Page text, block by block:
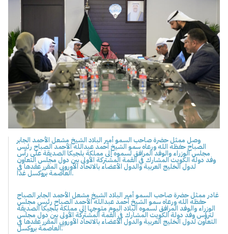
وصل ممثل حضرة صاحب السمو أمير البلاد الشيخ مشعل الأحمد الجابر
الصباح حفظه الله ورعاه سمو الشيخ أحمد عبدالله الأحمد الصباح رئيس
مجلس الوزراء والوفد المرافق لسموه إلى مملكة بلجيكا الصديقة على رأس
وفد دولة الكويت المشارك في القمة المشتركة الأولى بين دول مجلس التعاون
لدول الخليج العربية والدول الأعضاء بالاتحاد الأوروبي المقرر عقدها في
العاصمة بروكسل غدا.
غادر ممثل حضرة صاحب السمو أمير البلاد الشيخ مشعل الأحمد الجابر الصباح
حفظه الله ورعاه سمو الشيخ أحمد عبدالله الأحمد الصباح رئيس مجلس
الوزراء والوفد المرافق لسموه البلاد اليوم متوجها إلى مملكة بلجيكا الصديقة
لترؤس وفد دولة الكويت المشارك في القمة المشتركة الأولى بين دول مجلس
التعاون لدول الخليج العربية والدول الأعضاء بالاتحاد الأوروبي المقرر عقدها في
العاصمة بروكسل.